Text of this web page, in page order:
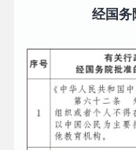
经国务